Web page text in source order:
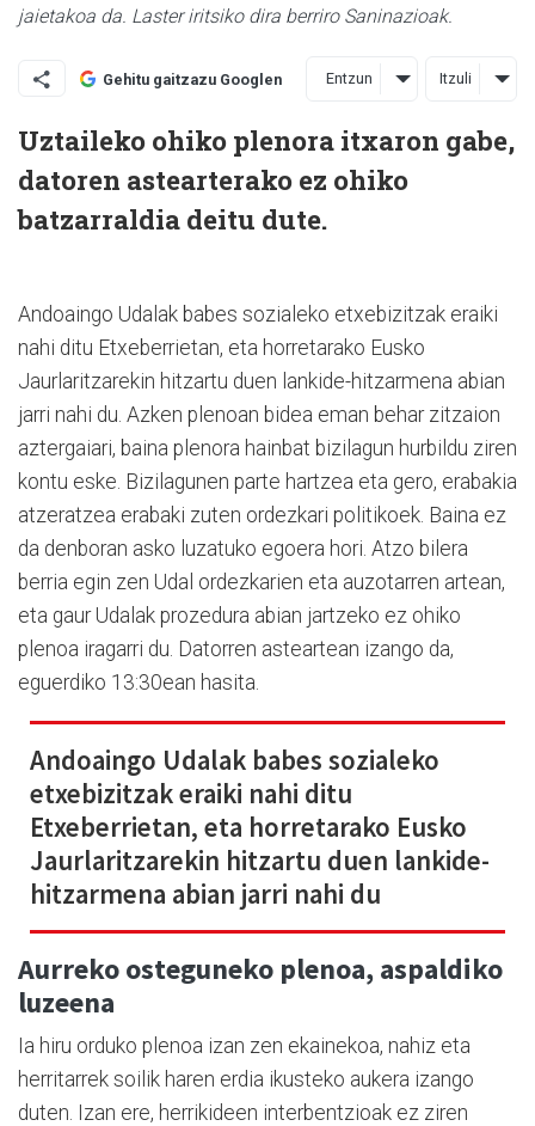
jaietakoa da. Laster iritsiko dira berriro Saninazioak.
Gehitu gaitzazu Googlen Entzun Itzuli
Uztaileko ohiko plenora itxaron gabe,
datoren astearterako ez ohiko
batzarraldia deitu dute.
Andoaingo Udalak babes sozialeko etxebizitzak eraiki
nahi ditu Etxeberrietan, eta horretarako Eusko
Jaurlaritzarekin hitzartu duen lankide-hitzarmena abian
jarri nahi du. Azken plenoan bidea eman behar zitzaion
aztergaiari, baina plenora hainbat bizilagun hurbildu ziren
kontu eske. Bizilagunen parte hartzea eta gero, erabakia
atzeratzea erabaki zuten ordezkari politikoek. Baina ez
da denboran asko luzatuko egoera hori. Atzo bilera
berria egin zen Udal ordezkarien eta auzotarren artean,
eta gaur Udalak prozedura abian jartzeko ez ohiko
plenoa iragarri du. Datorren asteartean izango da,
eguerdiko 13:30ean hasita.
Andoaingo Udalak babes sozialeko
etxebizitzak eraiki nahi ditu
Etxeberrietan, eta horretarako Eusko
Jaurlaritzarekin hitzartu duen lankide-
hitzarmena abian jarri nahi du
Aurreko osteguneko plenoa, aspaldiko
luzeena
Ia hiru orduko plenoa izan zen ekainekoa, nahiz eta
herritarrek soilik haren erdia ikusteko aukera izango
duten. Izan ere, herrikideen interbentzioak ez ziren